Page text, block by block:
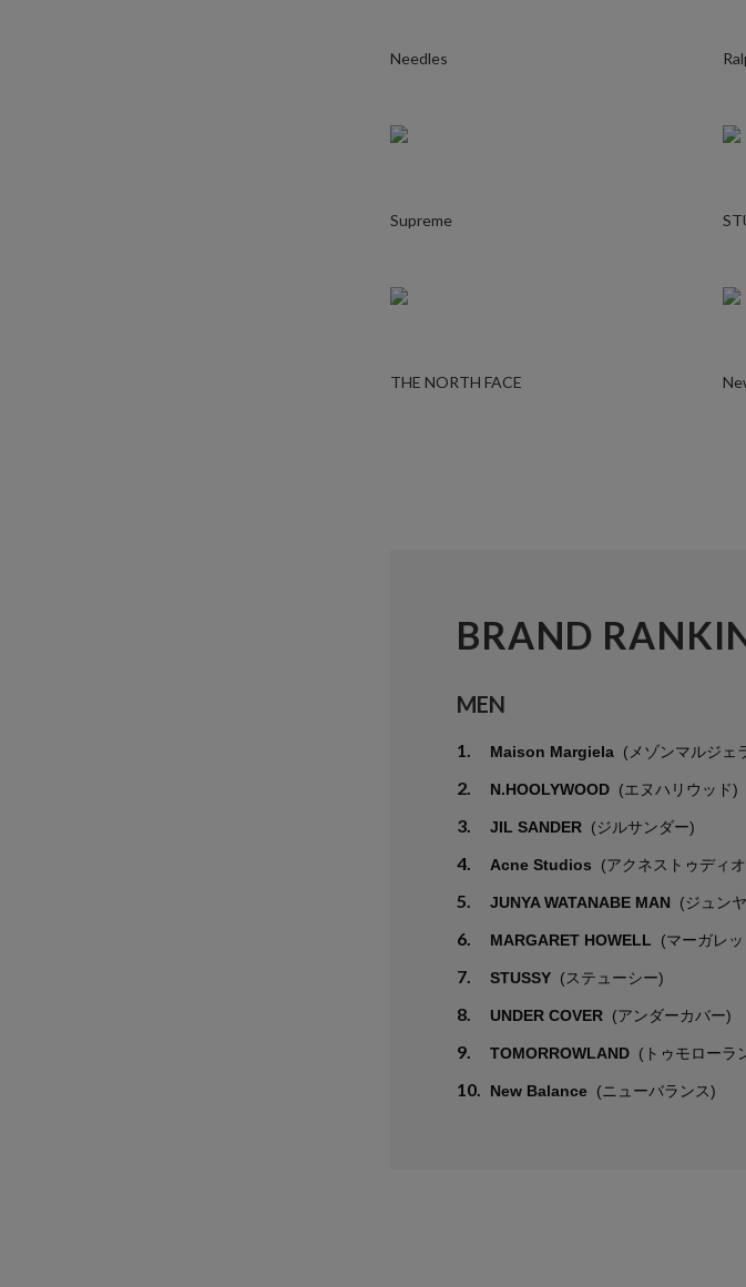
Needles
Supreme
THE NORTH FACE
BRAND
MEN
1. Maison Margiela (メゾンマルジェ
2. N.HOOLYWOOD (エヌハリウッド)
3. JIL SANDER (ジルサンダー)
4. Acne Studios (アクネストゥディ
5. JUNYA WATANABE MAN (ジュン
6. MARGARET HOWELL (マーガレ
7. STUSSY (ステューシー)
8. UNDER COVER (アンダーカバー)
9. TOMORROWLAND (トゥモローラ
10. New Balance (ニューバランス)